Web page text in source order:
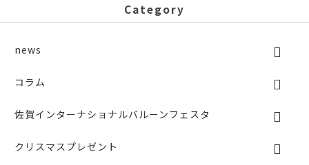
Category
news
コラム
佐賀インターナショナルバルーンフェスタ
クリスマスプレゼント